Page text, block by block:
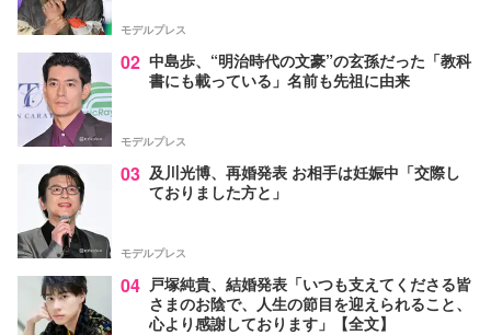
モデルプレス
02 中島歩、“明治時代の文豪”の玄孫だった「教科
書にも載っている」名前も先祖に由来
モデルプレス
03 及川光博、再婚発表 お相手は妊娠中「交際し
ておりました方と」
モデルプレス
04 戸塚純貴、結婚発表「いつも支えてくださる皆
さまのお陰で、人生の節目を迎えられること、
心より感謝しております」【全文】